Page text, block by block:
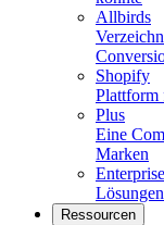
Allbirds
Shopify
Plattform
Plus
Eine
Marken
Enterprise
Ressourcen